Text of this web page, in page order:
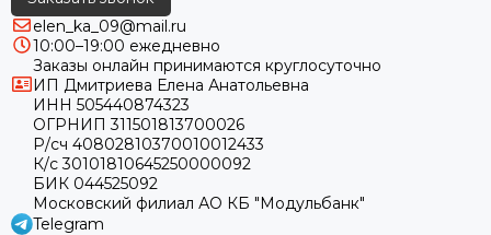
elen_ka_09@mail.ru
10:00–19:00 ежедневно
Заказы онлайн принимаются круглосуточно
ИП Дмитриева Елена Анатольевна
ИНН 505440874323
ОГРНИП 311501813700026
Р/сч 40802810370010012433
К/с 30101810645250000092
БИК 044525092
Московский филиал АО КБ "Модульбанк"
Telegram